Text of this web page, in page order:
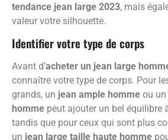
tendance jean large 2023, mais
valeur votre silhouette.
Identifier votre type de corps
Avant d’acheter un jean large
connaître votre type de corps. Pour
grands, un jean ample homme ou un
homme peut ajouter un bel équilibre
tandis que pour ceux qui sont plus
un jean large taille haute homme